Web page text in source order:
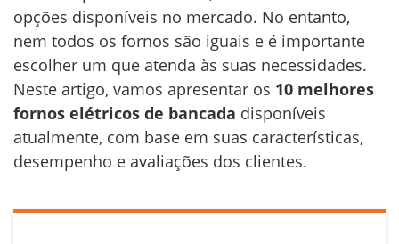
opções disponíveis no mercado. No entanto,
nem todos os fornos são iguais e é importante
escolher um que atenda às suas necessidades.
Neste artigo, vamos apresentar os 10 melhores
fornos elétricos de bancada disponíveis
atualmente, com base em suas características,
desempenho e avaliações dos clientes.